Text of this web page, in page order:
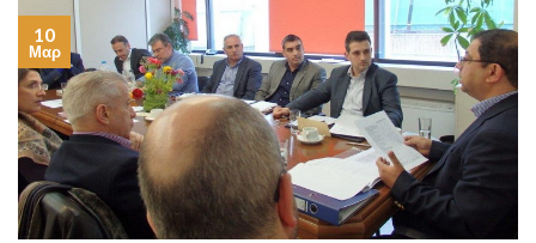
10
Μαρ